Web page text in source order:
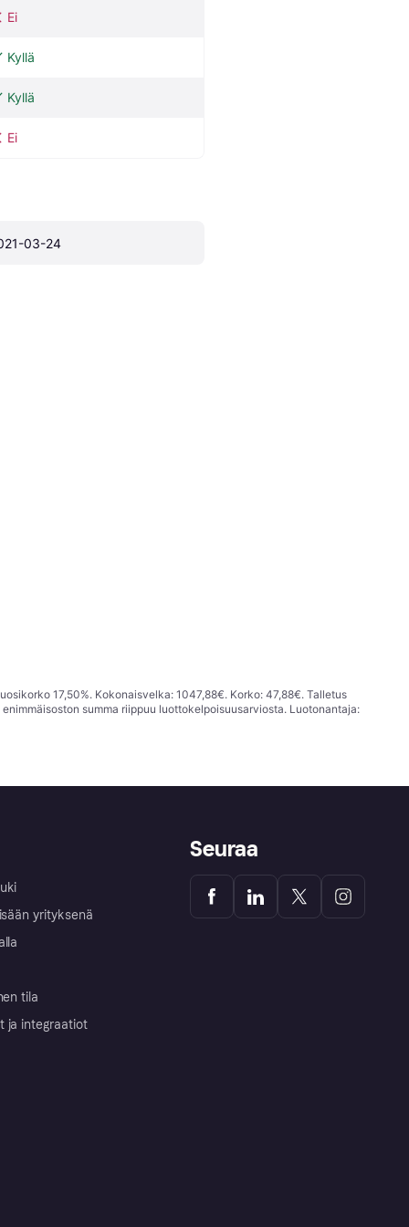
Ei
Kyllä
Kyllä
Ei
03-24
17,50%. Kokonaisvelka: 1047,88€. Korko: 47,88€. Talletus
summa riippuu luottokelpoisuusarviosta. Luotonantaja:
yrityksenä
tila
ja integraatiot
Seuraa